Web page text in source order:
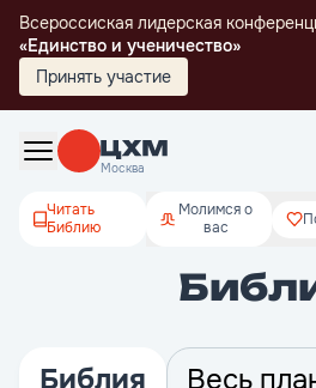
Всероссиская лидерская
«Единство и ученичество»
Принять участие
Москва
Читать
Библию
Молимся о
вас
Библия
Весь